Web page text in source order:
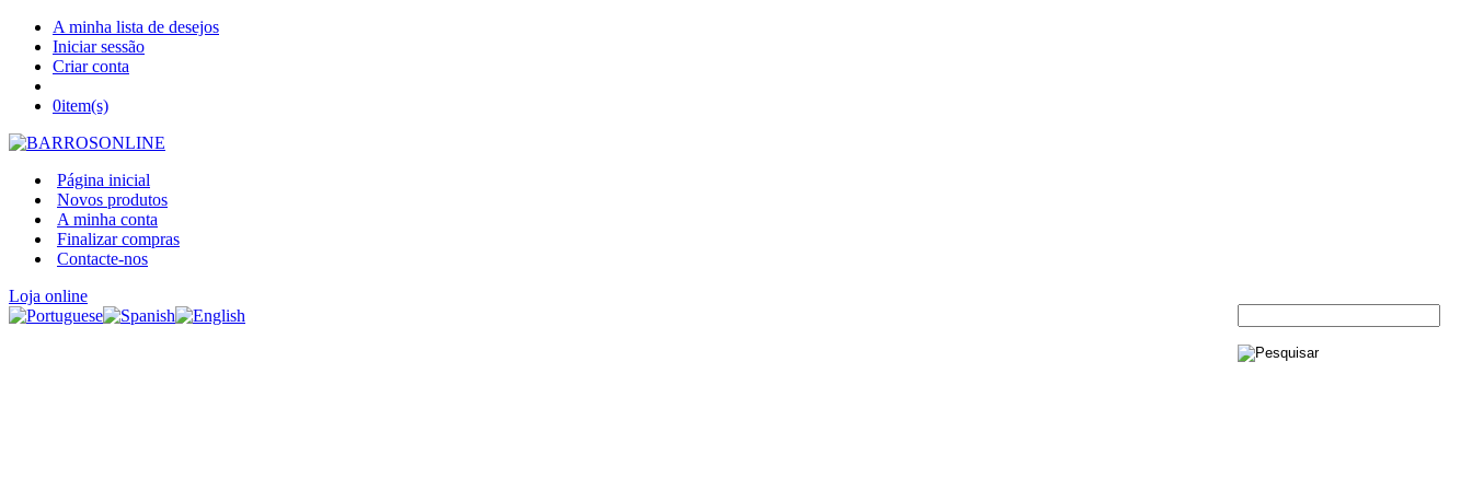
A minha lista de desejos
Iniciar sessão
Criar conta
0item(s)
Página inicial
Novos produtos
A minha conta
Finalizar compras
Contacte-nos
Loja online